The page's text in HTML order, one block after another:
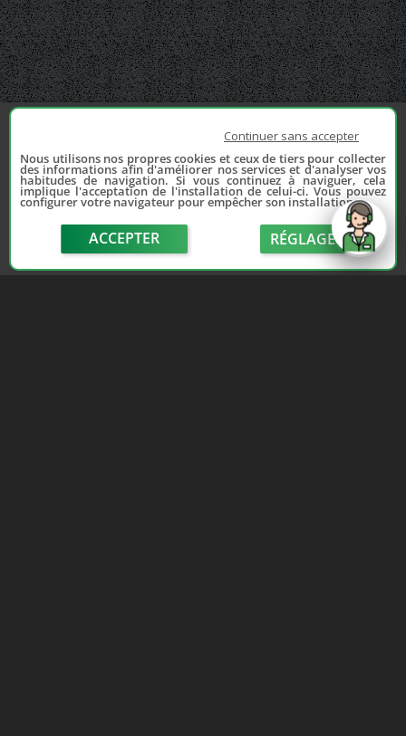
Continuer sans accepter
Nous utilisons nos propres cookies et ceux de tiers pour collecter
des informations afin d'améliorer nos services et d'analyser vos
habitudes de navigation. Si vous continuez à naviguer, cela
implique l'acceptation de l'installation de celui-ci. Vous pouvez
configurer votre navigateur pour empêcher son installation.
ACCEPTER RÉGLAGE